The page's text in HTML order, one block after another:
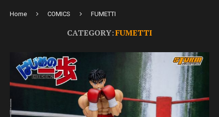
Home COMICS FUMETTI
CATEGORY:FUMETTI